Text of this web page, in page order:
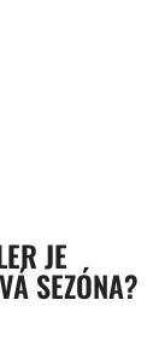
JE
SEZÓNA?